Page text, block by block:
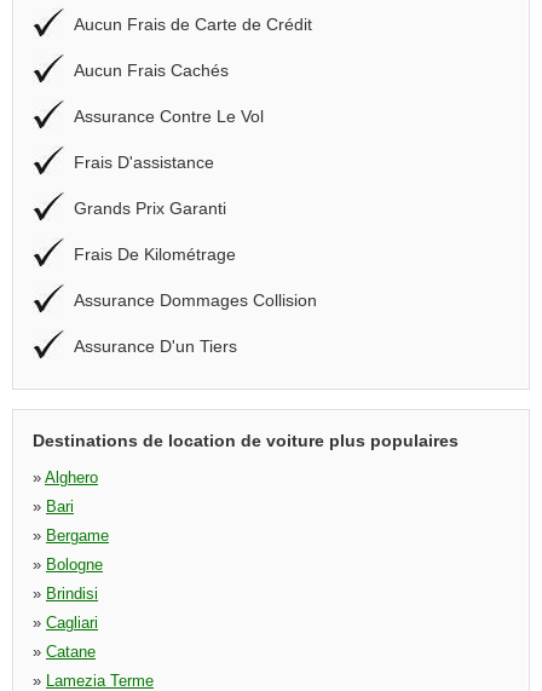
Aucun Frais de Carte de Crédit
Aucun Frais Cachés
Assurance Contre Le Vol
Frais D'assistance
Grands Prix Garanti
Frais De Kilométrage
Assurance Dommages Collision
Assurance D'un Tiers
Destinations de location de voiture plus populaires
» Alghero
» Bari
» Bergame
» Bologne
» Brindisi
» Cagliari
» Catane
» Lamezia Terme